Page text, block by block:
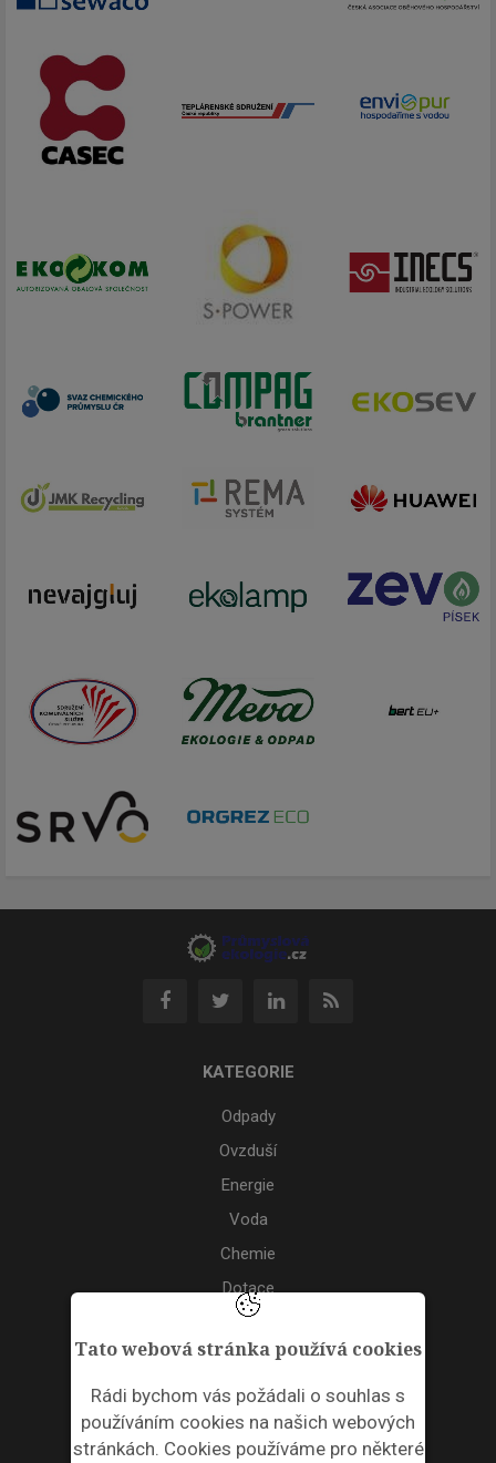
Tato webová stránka používá cookies
Rádi bychom vás požádali o souhlas s
používáním cookies na našich webových
stránkách. Cookies používáme pro některé
KATEGORIE
Odpady
Ovzduší
Energie
Voda
Chemie
Dotace
Akce
ODPADNÍ PLASTY